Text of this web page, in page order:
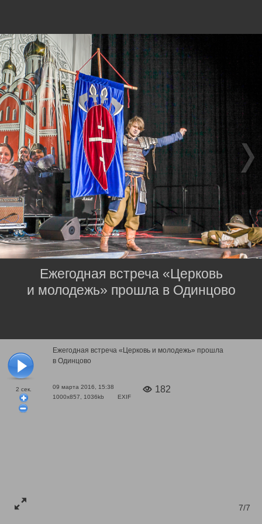
2 сек.
Ежегодная встреча «Церковь и молодежь» прошла
в Одинцово
09 марта 2016, 15:38
1000x857, 1036kb
EXIF
182
7/7
Ежегодная встреча «Церковь
и молодежь» прошла в Одинцово